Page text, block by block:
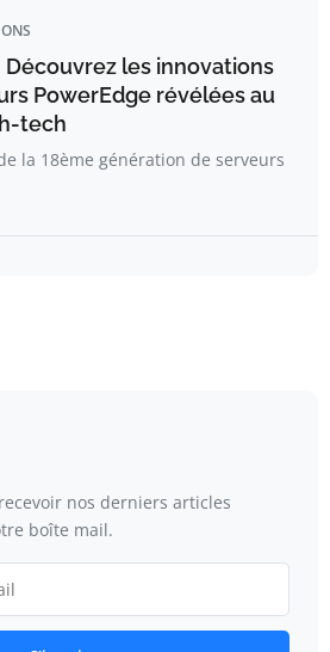
Découvrez les innovations
PowerEdge révélées au
tech
la 18ème génération de serveurs
nos derniers articles
boîte mail.